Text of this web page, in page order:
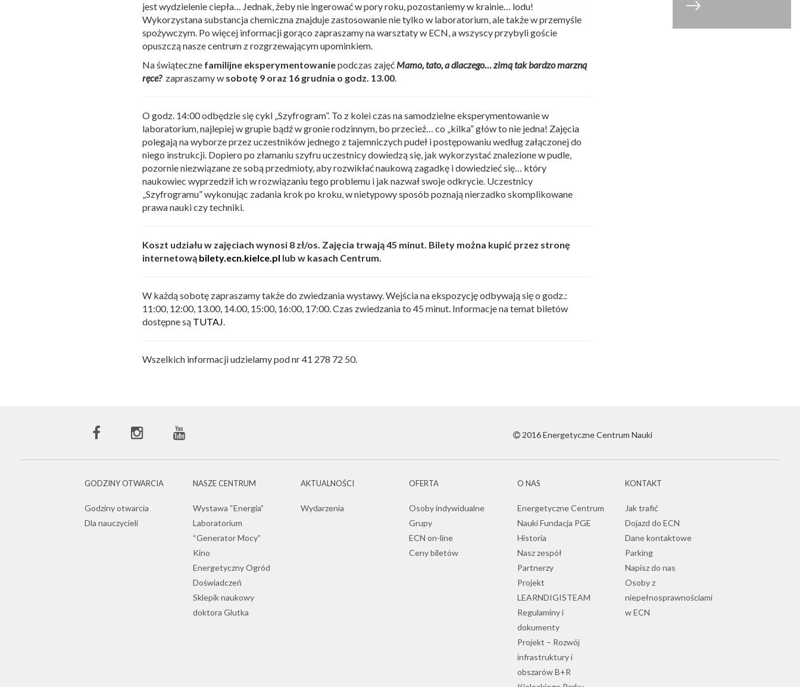
jest wydzielenie ciepła… Jednak, żeby nie ingerować w pory roku, pozostaniemy w krainie… lodu!
Wykorzystana substancja chemiczna znajduje zastosowanie nie tylko w laboratorium, ale także w przemyśle
spożywczym. Po więcej informacji gorąco zapraszamy na warsztaty w ECN, a wszyscy przybyli goście
opuszczą nasze centrum z rozgrzewającym upominkiem.
Na świąteczne familijne eksperymentowaniepodczas zajęć Mamo, tato, a dlaczego… zimą tak bardzo marzną
ręce?zapraszamy w sobotę 9 oraz 16 grudnia o godz. 13.00.
O godz. 14:00 odbędzie się cykl „Szyfrogram”. To z kolei czas na samodzielne eksperymentowanie w
laboratorium, najlepiej w grupie bądź w gronie rodzinnym, bo przecież… co „kilka” głów to nie jedna! Zajęcia
polegają na wyborze przez uczestników jednego z tajemniczych pudeł i postępowaniu według załączonej do
niego instrukcji. Dopiero po złamaniu szyfru uczestnicy dowiedzą się, jak wykorzystać znalezione w pudle,
pozornie niezwiązane ze sobą przedmioty, aby rozwikłać naukową zagadkę i dowiedzieć się… który
naukowiec wyprzedził ich w rozwiązaniu tego problemu i jak nazwał swoje odkrycie. Uczestnicy
„Szyfrogramu” wykonując zadania krok po kroku, w nietypowy sposób poznają nierzadko skomplikowane
prawa nauki czy techniki.
Koszt udziału w zajęciach wynosi 8 zł/os. Zajęcia trwają 45 minut. Bilety można kupić przez stronę
internetową bilety.ecn.kielce.pl lub w kasach Centrum.
W każdą sobotę zapraszamy także do zwiedzania wystawy. Wejścia na ekspozycję odbywają się o godz.:
11:00, 12:00, 13.00, 14.00, 15:00, 16:00, 17:00. Czas zwiedzania to 45 minut. Informacje na temat biletów
dostępne są TUTAJ.
Wszelkich informacji udzielamy pod nr 41 278 72 50.
Facebook
Instagram
ECN
ECN
2016 Energetyczne Centrum Nauki
GODZINY OTWARCIA
Godziny otwarcia
Dla nauczycieli
NASZE CENTRUM
Wystawa “Energia”
Laboratorium
“Generator Mocy”
Kino
Energetyczny Ogród
Doświadczeń
Sklepik naukowy
doktora Glutka
AKTUALNOŚCI
Wydarzenia
OFERTA
Osoby indywidualne
Grupy
ECN on-line
Ceny biletów
O NAS
Energetyczne Centrum
Nauki Fundacja PGE
Historia
Nasz zespół
Partnerzy
Projekt
LEARNDIGISTEAM
Regulaminy i
dokumenty
Projekt – Rozwój
infrastruktury i
obszarów B+R
KONTAKT
Jak trafić
Dojazd do ECN
Dane kontaktowe
Parking
Napisz do nas
Osoby z
niepełnosprawnościami
w ECN